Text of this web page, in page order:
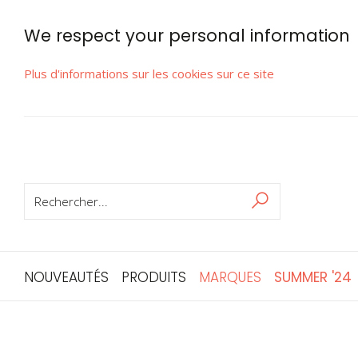
We respect your personal information
Plus d'informations sur les cookies sur ce site
Rechercher
RECHERCHER
NOUVEAUTÉS PRODUITS MARQUES SUMMER '24